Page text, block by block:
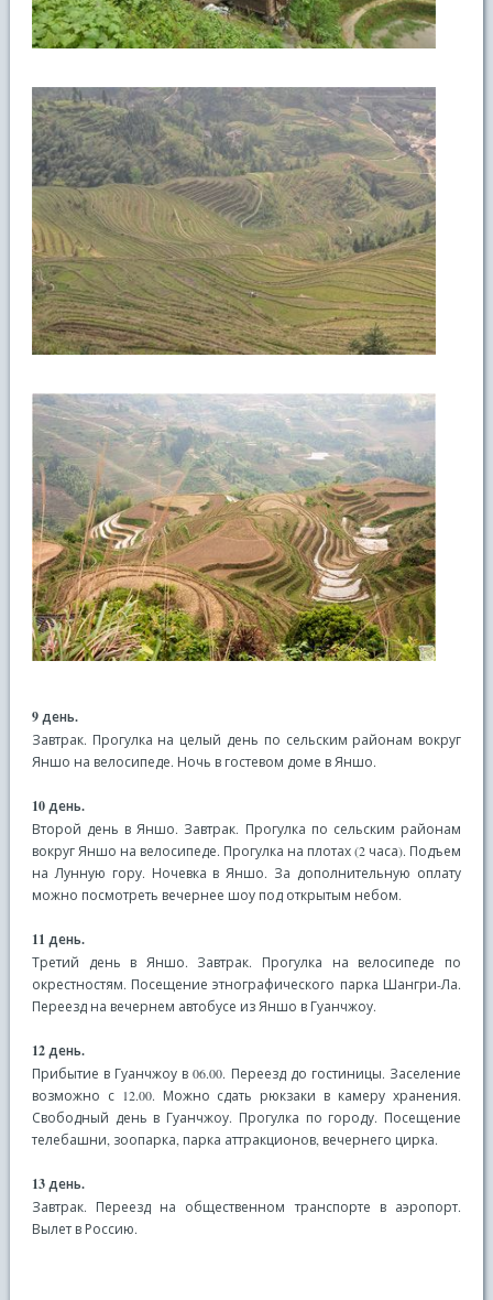
9 день.
Завтрак. Прогулка на целый день по сельским районам вокруг
Яншо на велосипеде. Ночь в гостевом доме в Яншо.
10 день.
Второй день в Яншо. Завтрак. Прогулка по сельским районам
вокруг Яншо на велосипеде. Прогулка на плотах (2 часа). Подъем
на Лунную гору. Ночевка в Яншо. За дополнительную оплату
можно посмотреть вечернее шоу под открытым небом.
11 день.
Третий день в Яншо. Завтрак. Прогулка на велосипеде по
окрестностям. Посещение этнографического парка Шангри-Ла.
Переезд на вечернем автобусе из Яншо в Гуанчжоу.
12 день.
Прибытие в Гуанчжоу в 06.00. Переезд до гостиницы. Заселение
возможно с 12.00. Можно сдать рюкзаки в камеру хранения.
Свободный день в Гуанчжоу. Прогулка по городу. Посещение
телебашни, зоопарка, парка аттракционов, вечернего цирка.
13 день.
Завтрак. Переезд на общественном транспорте в аэропорт.
Вылет в Россию.